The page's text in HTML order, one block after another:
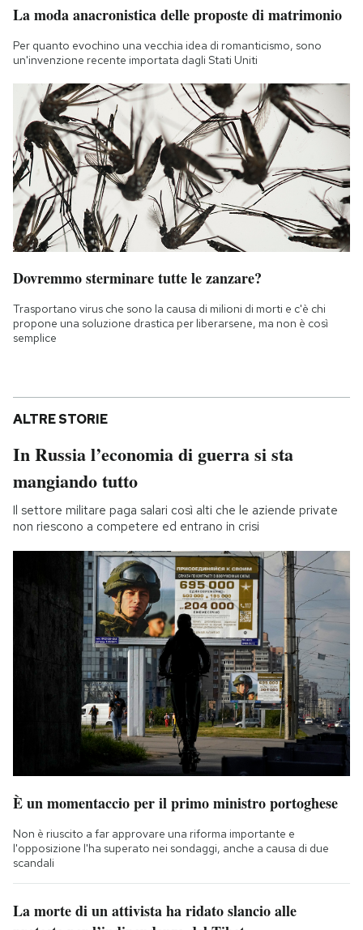
La moda anacronistica delle proposte di matrimonio
Per quanto evochino una vecchia idea di romanticismo, sono
un'invenzione recente importata dagli Stati Uniti
Dovremmo sterminare tutte le zanzare?
Trasportano virus che sono la causa di milioni di morti e c'è chi
propone una soluzione drastica per liberarsene, ma non è così
semplice
ALTRE STORIE
In Russia l’economia di guerra si sta
mangiando tutto
Il settore militare paga salari così alti che le aziende private
non riescono a competere ed entrano in crisi
È un momentaccio per il primo ministro portoghese
Non è riuscito a far approvare una riforma importante e
l'opposizione l'ha superato nei sondaggi, anche a causa di due
scandali
La morte di un attivista ha ridato slancio alle